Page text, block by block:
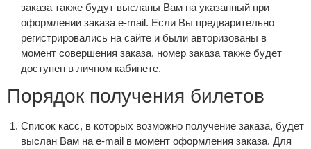
заказа также будут высланы Вам на указанный при
оформлении заказа e-mail. Если Вы предварительно
регистрировались на сайте и были авторизованы в
момент совершения заказа, номер заказа также будет
доступен в личном кабинете.
Порядок получения билетов
Список касс, в которых возможно получение заказа, будет
выслан Вам на e-mail в момент оформления заказа. Для